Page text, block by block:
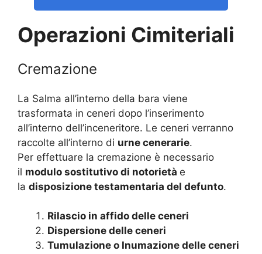
Operazioni Cimiteriali
Cremazione
La Salma all’interno della bara viene
trasformata in ceneri dopo l’inserimento
all’interno dell’inceneritore. Le ceneri verranno
raccolte all’interno di urne cenerarie.
Per effettuare la cremazione è necessario
il modulo sostitutivo di notorietà e
la disposizione testamentaria del defunto.
Rilascio in affido delle ceneri
Dispersione delle ceneri
Tumulazione o Inumazione delle ceneri